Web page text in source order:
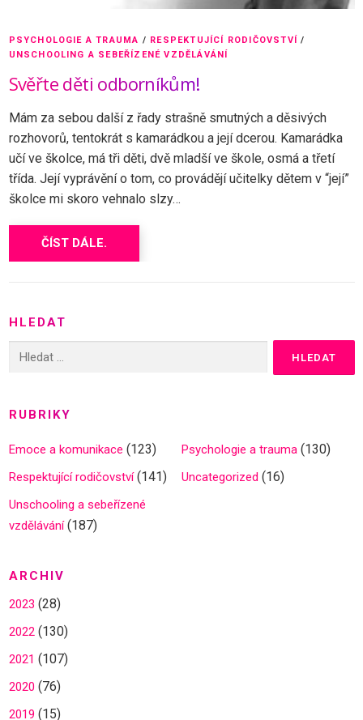
PSYCHOLOGIE A TRAUMA / RESPEKTUJÍCÍ RODIČOVSTVÍ /
UNSCHOOLING A SEBEŘÍZENÉ VZDĚLÁVÁNÍ
Svěřte děti odborníkům!
Mám za sebou další z řady strašně smutných a děsivých
rozhovorů, tentokrát s kamarádkou a její dcerou. Kamarádka
učí ve školce, má tři děti, dvě mladší ve škole, osmá a třetí
třída. Její vyprávění o tom, co provádějí učitelky dětem v “její”
školce mi skoro vehnalo slzy…
ČÍST DÁLE.
HLEDAT
RUBRIKY
Emoce a komunikace (123) Psychologie a trauma (130)
Respektující rodičovství(141) Uncategorized (16)
Unschooling a sebeřízené
vzdělávání(187)
ARCHIV
2023 (28)
2022 (130)
2021 (107)
2020 (76)
2019 (15)